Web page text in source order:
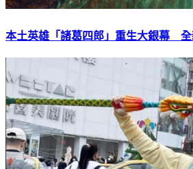
本土英雄「諸葛四郎」重生大銀幕 全